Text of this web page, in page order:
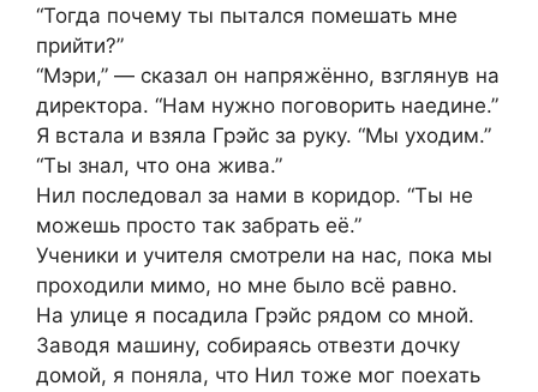
“Тогда почему ты пытался помешать мне
прийти?”
“Мэри,” — сказал он напряжённо, взглянув на
директора. “Нам нужно поговорить наедине.”
Я встала и взяла Грэйс за руку. “Мы уходим.”
“Ты знал, что она жива.”
Нил последовал за нами в коридор. “Ты не
можешь просто так забрать её.”
Ученики и учителя смотрели на нас, пока мы
проходили мимо, но мне было всё равно.
На улице я посадила Грэйс рядом со мной.
Заводя машину, собираясь отвезти дочку
домой, я поняла, что Нил тоже мог поехать